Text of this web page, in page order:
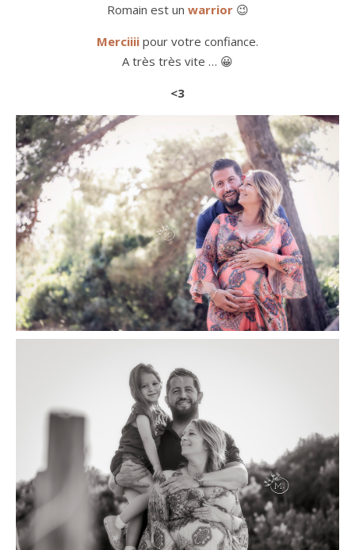
Romain est un warrior😉
Merciiii pour votre confiance.
A très très vite … 😀
<3